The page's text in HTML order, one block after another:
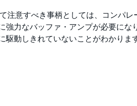
注意すべき事柄としては、コンパ
強力なバッファ・アンプが必要に
動しきれていないことがわかります